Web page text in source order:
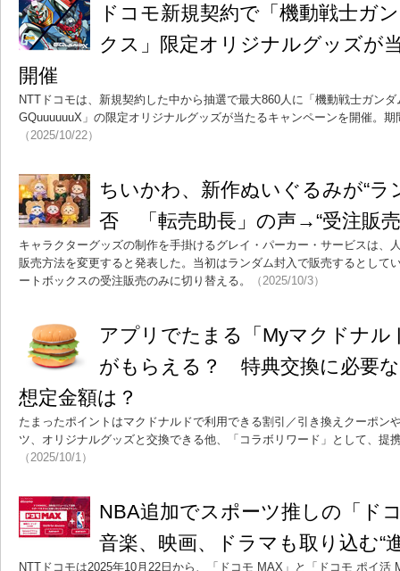
ドコモ新規契約で「機動戦士ガ
クス」限定オリジナルグッズが
開催
NTTドコモは、新規契約した中から抽選で最大860人に「機動戦士ガン
GQuuuuuuX」の限定オリジナルグッズが当たるキャンペーンを開催。
（2025/10/22）
ちいかわ、新作ぬいぐるみが“ラ
否 「転売助長」の声→“受注販
キャラクターグッズの制作を手掛けるグレイ・パーカー・サービスは、
販売方法を変更すると発表した。当初はランダム封入で販売するとして
ートボックスの受注販売のみに切り替える。
（2025/10/3）
アプリでたまる「Myマクドナル
がもらえる？ 特典交換に必要
想定金額は？
たまったポイントはマクドナルドで利用できる割引／引き換えクーポン
ツ、オリジナルグッズと交換できる他、「コラボリワード」として、提
（2025/10/1）
NBA追加でスポーツ推しの「ド
音楽、映画、ドラマも取り込む“
NTTドコモは2025年10月22日から、「ドコモ MAX」と「ドコモ ポイ活